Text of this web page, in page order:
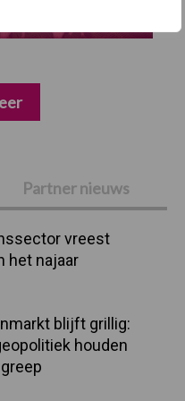
Partner nieuws
vreest
het najaar
blijft grillig:
houden